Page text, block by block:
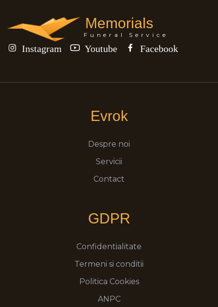
Memorials
Funeral Service
Instagram Youtube Facebook
Evrok
Despre noi
Servicii
Contact
GDPR
Confidentialitate
Termeni si conditii
Politica Cookies
ANPC